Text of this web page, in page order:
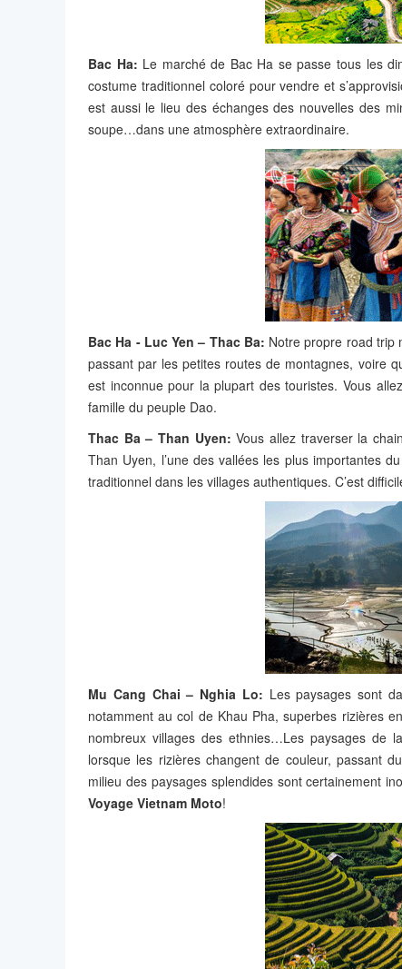
Bac Ha: Le marché de Bac Ha se passe tous les
costume traditionnel coloré pour vendre et
est aussi le lieu des échanges des nouvelles des
soupe…dans une atmosphère extraordinaire.
Bac Ha - Luc Yen – Thac Ba: Notre propre road trip
passant par les petites routes de montagnes, voire
est inconnue pour la plupart des touristes. Vous
famille du peuple Dao.
Thac Ba – Than Uyen: Vous allez traverser la
Than Uyen, l’une des vallées les plus importantes
traditionnel dans les villages authentiques. C’est
Mu Cang Chai – Nghia Lo: Les paysages sont
notamment au col de Khau Pha, superbes rizières
nombreux villages des ethnies…Les paysages de
lorsque les rizières changent de couleur, passant
milieu des paysages splendides sont certainement
Voyage Vietnam Moto!